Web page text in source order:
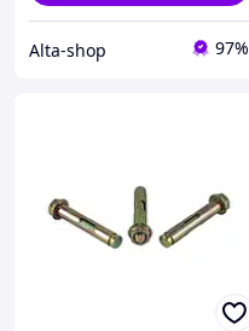
Alta-shop 97%